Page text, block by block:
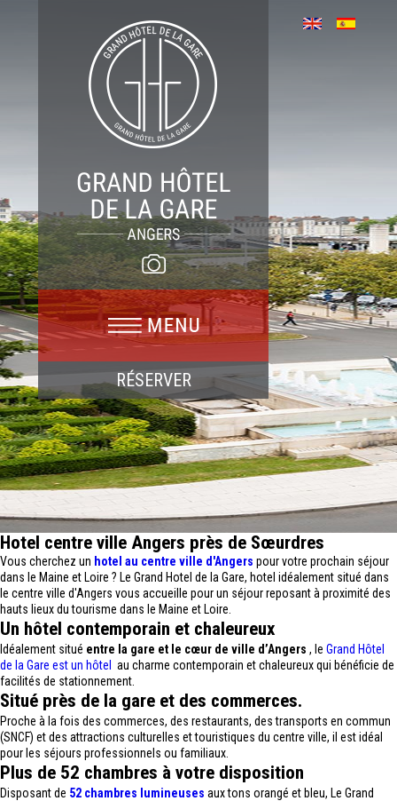
RÉSERVER
Hotel centre ville Angers près de Sœurdres
Vous cherchez un hotel au centre ville d'Angers pour votre prochain séjour
dans le Maine et Loire ? Le Grand Hotel de la Gare, hotel idéalement situé dans
le centre ville d'Angers vous accueille pour un séjour reposant à proximité des
hauts lieux du tourisme dans le Maine et Loire.
Un hôtel contemporain et chaleureux
Idéalement situé entre la gare et le cœur de ville d’Angers , le Grand Hôtel
de la Gare est un hôtel
au charme contemporain et chaleureux qui bénéficie de
facilités de stationnement.
Situé près de la gare et des commerces.
Proche à la fois des commerces, des restaurants, des transports en commun
(SNCF) et des attractions culturelles et touristiques du centre ville, il est idéal
pour les séjours professionnels ou familiaux.
Plus de 52 chambres à votre disposition
Disposant de 52 chambres lumineuses aux tons orangé et bleu, Le Grand